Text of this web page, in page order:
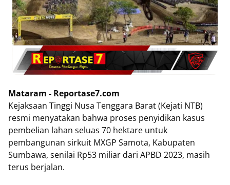
Mataram - Reportase7.com
Kejaksaan Tinggi Nusa Tenggara Barat (Kejati NTB)
resmi menyatakan bahwa proses penyidikan kasus
pembelian lahan seluas 70 hektare untuk
pembangunan sirkuit MXGP Samota, Kabupaten
Sumbawa, senilai Rp53 miliar dari APBD 2023, masih
terus berjalan.